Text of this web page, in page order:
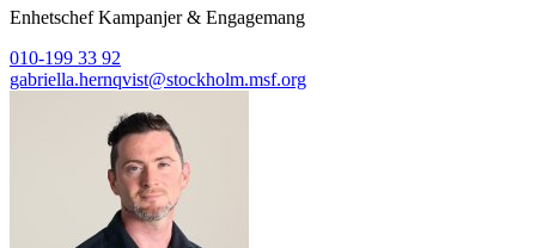
Enhetschef Kampanjer & Engagemang
010-199 33 92
gabriella.hernqvist@stockholm.msf.org